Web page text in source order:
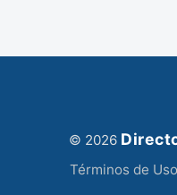
© 2026
Términos de